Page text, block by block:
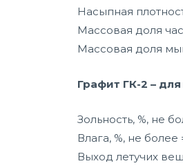
Насыпная
Массовая доля
Массовая доля
Графит ГК-2 –
Зольность, %, не
Влага, %, не более
Выход летучих